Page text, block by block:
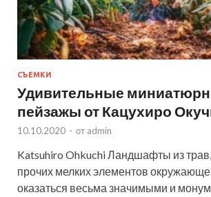
СЪЕМКИ
Удивительные
пейзажы от Кацухиро
10.10.2020 - от admin
Katsuhiro Ohkuchi Ландшафты из
прочих мелких элементов
оказаться весьма значимыми и